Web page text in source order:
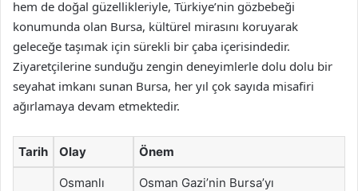
hem de doğal güzellikleriyle, Türkiye’nin gözbebeği
konumunda olan Bursa, kültürel mirasını koruyarak
geleceğe taşımak için sürekli bir çaba içerisindedir.
Ziyaretçilerine sunduğu zengin deneyimlerle dolu dolu bir
seyahat imkanı sunan Bursa, her yıl çok sayıda misafiri
ağırlamaya devam etmektedir.
Tarih Olay Önem
Osmanlı
Osman Gazi’nin Bursa’yı